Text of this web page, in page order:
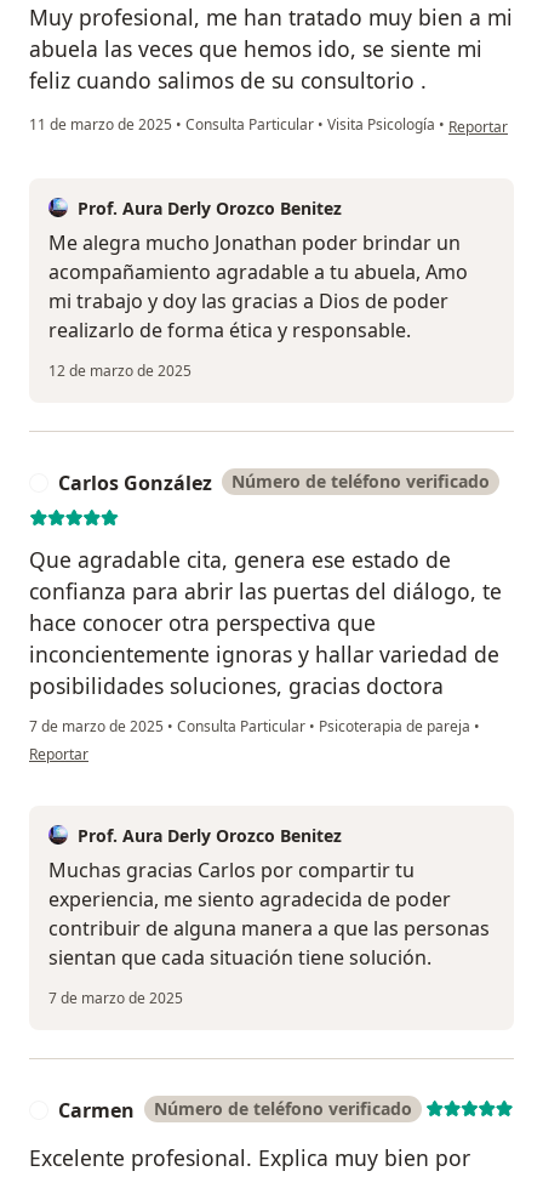
Muy profesional, me han tratado muy bien a mi
abuela las veces que hemos ido, se siente mi
feliz cuando salimos de su consultorio .
11 de marzo de 2025 • Consulta Particular • Visita Psicología • en opinión
Reportar
Prof. Aura Derly Orozco Benitez
Me alegra mucho Jonathan poder brindar un
acompañamiento agradable a tu abuela, Amo
mi trabajo y doy las gracias a Dios de poder
realizarlo de forma ética y responsable.
12 de marzo de 2025
Carlos González Número de teléfono verificado
Que agradable cita, genera ese estado de
confianza para abrir las puertas del diálogo, te
hace conocer otra perspectiva que
inconcientemente ignoras y hallar variedad de
posibilidades soluciones, gracias doctora
7 de marzo de 2025 • Consulta Particular • Psicoterapia de pareja •
en opinión del usuario Carlos González
Reportar
Prof. Aura Derly Orozco Benitez
Muchas gracias Carlos por compartir tu
experiencia, me siento agradecida de poder
contribuir de alguna manera a que las personas
sientan que cada situación tiene solución.
7 de marzo de 2025
Carmen Número de teléfono verificado
Excelente profesional. Explica muy bien por